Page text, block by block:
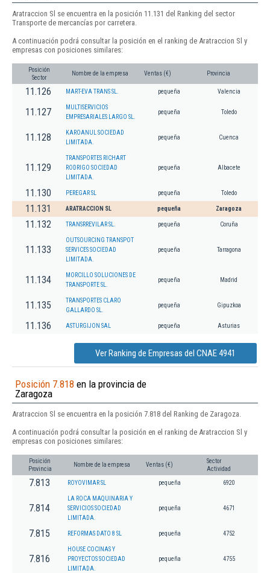
Aratraccion Sl se encuentra en la posición 11.131 del Ranking del sector
Transporte de mercancías por carretera.
A continuación podrá consultar la posición en el ranking de Aratraccion Sl y
empresas con posiciones similares:
Posición
Sector
Nombre de la empresa Ventas (€) Provincia
11.126 MART-EVA TRANS SL. pequeña Valencia
11.127
MULTISERVICIOS
EMPRESARIALES LARGO SL.
pequeña Toledo
11.128
KAROANUL SOCIEDAD
LIMITADA.
pequeña Cuenca
11.129
TRANSPORTES RICHART
RODRIGO SOCIEDAD
LIMITADA.
pequeña Albacete
11.130 PEREGAR SL pequeña Toledo
11.131 ARATRACCION SL pequeña Zaragoza
11.132 TRANSRREVILAR SL. pequeña Coruña
11.133
OUTSOURCING TRANSPOT
SERVICES SOCIEDAD
LIMITADA.
pequeña Tarragona
11.134
MORCILLO SOLUCIONES DE
TRANSPORTE SL.
pequeña Madrid
11.135
TRANSPORTES CLARO
GALLARDO SL.
pequeña Gipuzkoa
11.136 ASTURGIJON SAL pequeña Asturias
Ver Ranking de Empresas del CNAE 4941
Posición 7.818 en la provincia de
Zaragoza
Aratraccion Sl se encuentra en la posición 7.818 del Ranking de Zaragoza.
A continuación podrá consultar la posición en el ranking de Aratraccion Sl y
empresas con posiciones similares:
Posición
Provincia
Nombre de la empresa Ventas (€)
Sector
Actividad
7.813 ROYOVIMAR SL pequeña 6920
7.814
LA ROCA MAQUINARIA Y
SERVICIOS SOCIEDAD
LIMITADA.
pequeña 4671
7.815 REFORMAS DATO 8 SL pequeña 4752
7.816
HOUSE COCINAS Y
PROYECTOS SOCIEDAD
LIMITADA.
pequeña 4755